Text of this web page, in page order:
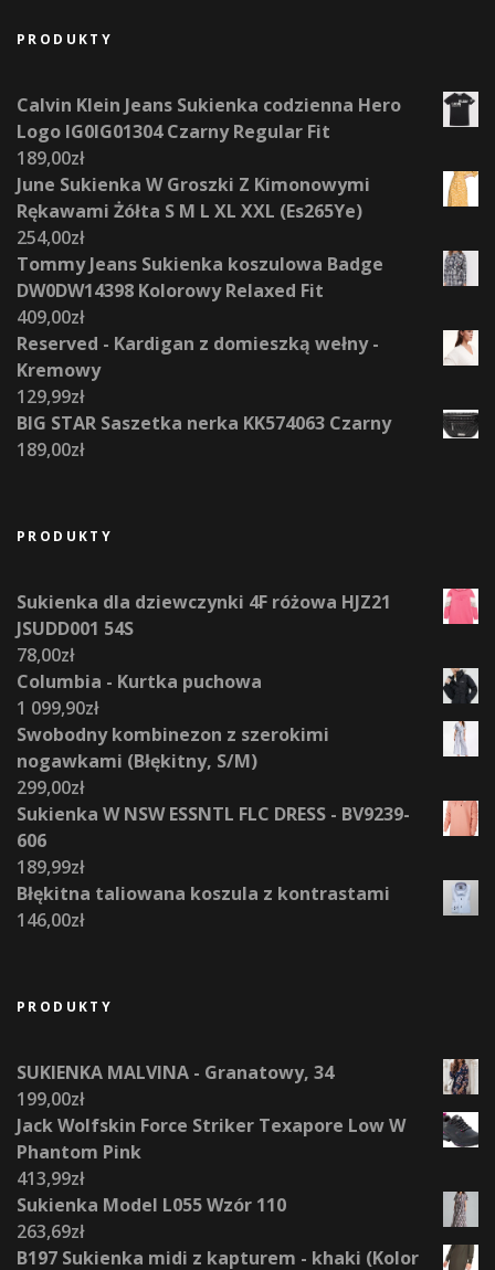
PRODUKTY
Calvin Klein Jeans Sukienka codzienna Hero
Logo IG0IG01304 Czarny Regular Fit
189,00zł
June Sukienka W Groszki Z Kimonowymi
Rękawami Żółta S M L XL XXL (Es265Ye)
254,00zł
Tommy Jeans Sukienka koszulowa Badge
DW0DW14398 Kolorowy Relaxed Fit
409,00zł
Reserved - Kardigan z domieszką wełny -
Kremowy
129,99zł
BIG STAR Saszetka nerka KK574063 Czarny
189,00zł
PRODUKTY
Sukienka dla dziewczynki 4F różowa HJZ21
JSUDD001 54S
78,00zł
Columbia - Kurtka puchowa
1 099,90zł
Swobodny kombinezon z szerokimi
nogawkami (Błękitny, S/M)
299,00zł
Sukienka W NSW ESSNTL FLC DRESS - BV9239-
606
189,99zł
Błękitna taliowana koszula z kontrastami
146,00zł
PRODUKTY
SUKIENKA MALVINA - Granatowy, 34
199,00zł
Jack Wolfskin Force Striker Texapore Low W
Phantom Pink
413,99zł
Sukienka Model L055 Wzór 110
263,69zł
B197 Sukienka midi z kapturem - khaki (Kolor